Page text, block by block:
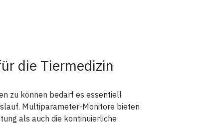
die Tiermedizin
zu können bedarf es essentiell
Multiparameter-Monitore bieten
als auch die kontinuierliche